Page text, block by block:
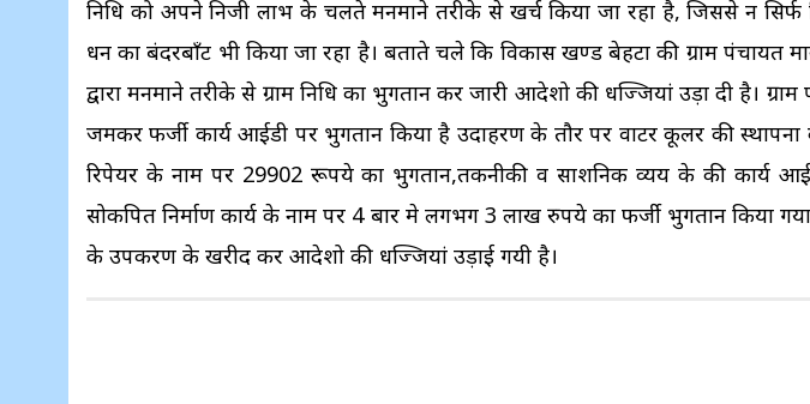
निधि को अपने निजी लाभ के चलते मनमाने तरीके से खर्च किया जा रहा है, जिससे न सिर्फ
धन का बंदरबाँट भी किया जा रहा है। बताते चले कि विकास खण्ड बेहटा की ग्राम पंचायत
द्वारा मनमाने तरीके से ग्राम निधि का भुगतान कर जारी आदेशो की धज्जियां उड़ा दी है।
जमकर फर्जी कार्य आईडी पर भुगतान किया है उदाहरण के तौर पर वाटर कूलर की
रिपेयर के नाम पर 29902 रूपये का भुगतान,तकनीकी व प्रसाशनिक व्यय के की कार्य
सोकपित निर्माण कार्य के नाम पर 4 बार मे लगभग 3 लाख रुपये का फर्जी भुगतान किया
के उपकरण के खरीद कर आदेशो की धज्जियां उड़ाई गयी है।